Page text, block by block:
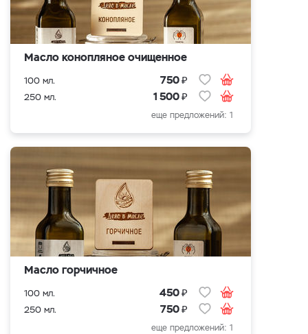
Масло конопляное очищенное
100 мл. 750₽
250 мл. 1 500₽
еще предложений: 1
Масло горчичное
100 мл. 450₽
250 мл. 750₽
еще предложений: 1